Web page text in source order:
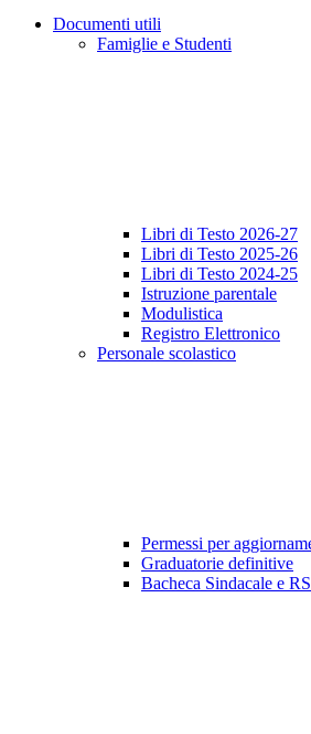
Documenti utili
Famiglie e Studenti
Libri di Testo 2026-27
Libri di Testo 2025-26
Libri di Testo 2024-25
Istruzione parentale
Modulistica
Registro Elettronico
Personale scolastico
Permessi per
Graduatorie definitive
Bacheca Sindacale e